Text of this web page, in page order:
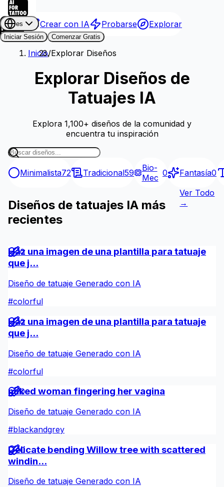
Crear con IA Probarse Explorar
es
Iniciar Sesión
Comenzar Gratis
Inicio/Explorar Diseños
Explorar Diseños de
Tatuajes IA
Explora 1,100+ diseños de la comunidad y
encuentra tu inspiración
Minimalista72 Tradicional59
Bio-
Mec 0 Fantasía0
Diseños de tatuajes IA más
recientes
Ver Todo
→
0
Haz una imagen de una plantilla para tatuaje
que j...
Diseño de tatuaje Generado con IA
#colorful
0
Haz una imagen de una plantilla para tatuaje
que j...
Diseño de tatuaje Generado con IA
#colorful
0
naked woman fingering her vagina
Diseño de tatuaje Generado con IA
#blackandgrey
0
Delicate bending Willow tree with scattered
windin...
Diseño de tatuaje Generado con IA